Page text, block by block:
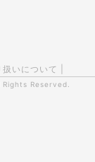
いについて
Rights Reserved.